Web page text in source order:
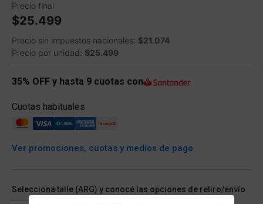
Precio final
$25.499
Precio sin impuestos nacionales: $21.074
Precio por unidad: $25.499
35% OFF y hasta 9 cuotas con
Cuotas habituales
Ver promociones, cuotas y medios de pago
Seleccioná talle (ARG) y conocé las opciones de retiro/envío